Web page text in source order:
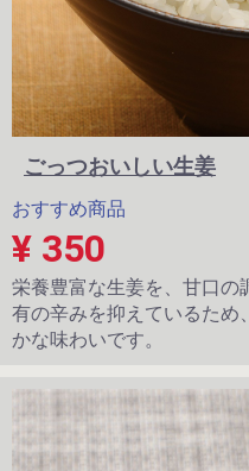
ごっつおいしい生姜
おすすめ商品
¥ 350
栄養豊富な生姜を、甘口の
有の辛みを抑えているため
かな味わいです。